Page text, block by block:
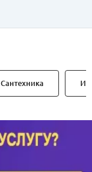
Сантехника